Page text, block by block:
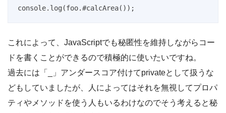
console.log(foo.#calcArea());
これによって、JavaScriptでも秘匿性を維持しながらコー
ドを書くことができるので積極的に使いたいですね。
過去には「_」アンダースコア付けてprivateとして扱うな
どもしていましたが、人によってはそれを無視してプロパ
ティやメソッドを使う人もいるわけなのでそう考えると秘